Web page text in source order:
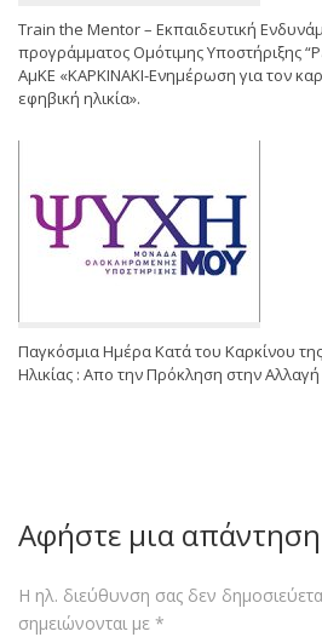
Train the Mentor – Εκπαιδευτική
προγράμματος Ομότιμης Υποστήριξης
ΑμΚΕ «ΚΑΡΚΙΝΑΚΙ-Ενημέρωση για τον
εφηβική ηλικία».
Παγκόσμια Ημέρα Κατά του Καρκίνου
Ηλικίας : Απο την Πρόκληση στην Αλλαγή
Αφήστε μια απάντηση
Η ηλ. διεύθυνση σας δεν
σημειώνονται με *